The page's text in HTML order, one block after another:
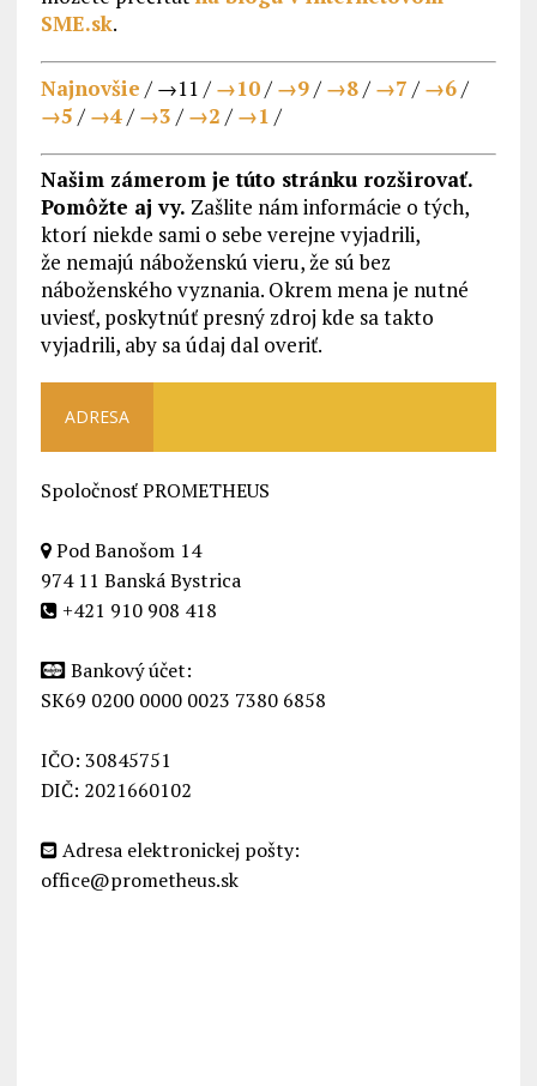
SME.sk.
Najnovšie / →11 / →10/ →9/ →8/ →7 / →6/
→5 / →4/ →3 / →2 / →1 /
Našim zámerom je túto stránku rozširovať.
Pomôžte aj vy. Zašlite nám informácie o tých,
ktorí niekde sami o sebe verejne vyjadrili,
že nemajú náboženskú vieru, že sú bez
náboženského vyznania. Okrem mena je nutné
uviesť, poskytnúť presný zdroj kde sa takto
vyjadrili, aby sa údaj dal overiť.
ADRESA
Spoločnosť PROMETHEUS
Pod Banošom 14
974 11 Banská Bystrica
+421 910 908 418
Bankový účet:
SK69 0200 0000 0023 7380 6858
IČO: 30845751
DIČ: 2021660102
Adresa elektronickej pošty:
office@prometheus.sk